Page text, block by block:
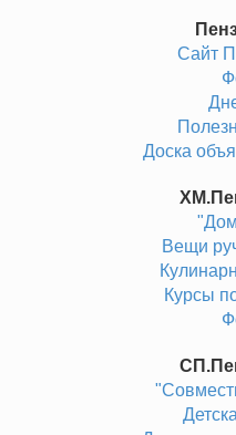
Сайт
Доска
Вещи
Курсы